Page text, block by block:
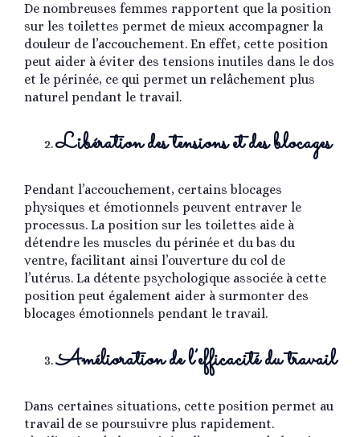
De nombreuses femmes rapportent que la position
sur les toilettes permet de mieux accompagner la
douleur de l’accouchement. En effet, cette position
peut aider à éviter des tensions inutiles dans le dos
et le périnée, ce qui permet un relâchement plus
naturel pendant le travail.
Libération des tensions et des blocages
Pendant l’accouchement, certains blocages
physiques et émotionnels peuvent entraver le
processus. La position sur les toilettes aide à
détendre les muscles du périnée et du bas du
ventre, facilitant ainsi l’ouverture du col de
l’utérus. La détente psychologique associée à cette
position peut également aider à surmonter des
blocages émotionnels pendant le travail.
Amélioration de l’efficacité du travail
Dans certaines situations, cette position permet au
travail de se poursuivre plus rapidement.